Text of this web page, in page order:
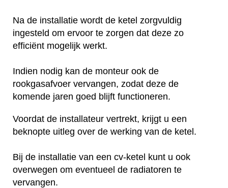
Na de installatie wordt de ketel zorgvuldig
ingesteld om ervoor te zorgen dat deze zo
efficiënt mogelijk werkt.
Indien nodig kan de monteur ook de
rookgasafvoer vervangen, zodat deze de
komende jaren goed blijft functioneren.
Voordat de installateur vertrekt, krijgt u een
beknopte uitleg over de werking van de ketel.
Bij de installatie van een cv-ketel kunt u ook
overwegen om eventueel de radiatoren te
vervangen.